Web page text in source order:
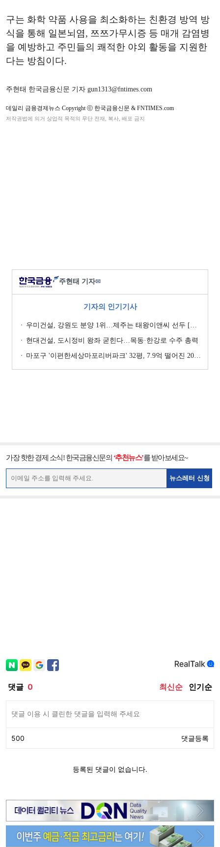
구는 화학 약품 사용을 최소화하는 친환경 방역 방
식을 통해 일본뇌염, 쯔쯔가무시증 등 매개 감염병
을 예방하고 주민들의 쾌적한 야외 활동을 지원한
다는 방침이다.
주현태 한국금융신문 기자 gun1313@fntimes.com
데일리 금융경제뉴스 Copyright ⓒ 한국금융신문 & FNTIMES.com
저작권법에 의거 상업적 목적의 무단 전재, 복사, 배포 금지
주현태 기자✉
기자의 인기기사
우미건설, 강원도 분양 1위…제주는 태왕이앤씨 선두 [이 지역 분양왕-강원·제주]
현대건설, 도시정비 왕좌 굳힌다…목동·한강로 수주 총력
마포구 '이편한세상마포리버파크' 32평, 7.9억 떨어진 20.4억원에 거래 [일일 하락가]
가장 핫한 경제 소식! 한국금융신문의 ‘추천뉴스’를 받아보세요~
뉴스레터 신청